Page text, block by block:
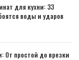
для кухни: 33
воды и ударов
От простой до врезки